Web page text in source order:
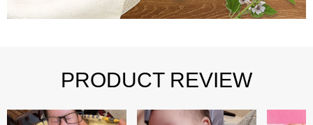
PRODUCT REVIEW